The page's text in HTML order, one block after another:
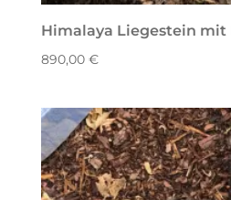
Himalaya Liegestein mit
890,00 €